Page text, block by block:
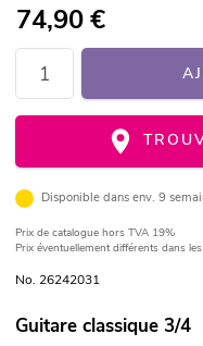
74,90€
Disponible dans env. 9
Prix de catalogue hors TVA 19%
Prix éventuellement différents dans
No. 26242031
Guitare classique 3/4